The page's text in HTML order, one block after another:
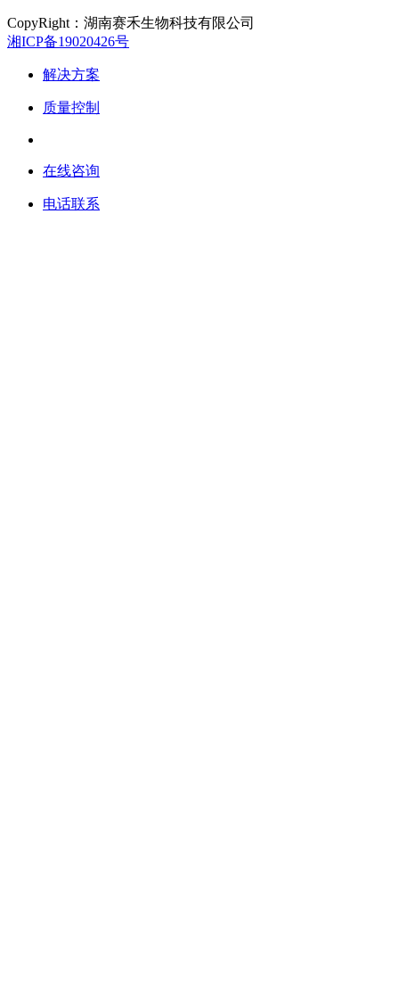
CopyRight：湖南赛禾生物科技有限公司
湘ICP备19020426号
解决方案
质量控制
在线咨询
电话联系